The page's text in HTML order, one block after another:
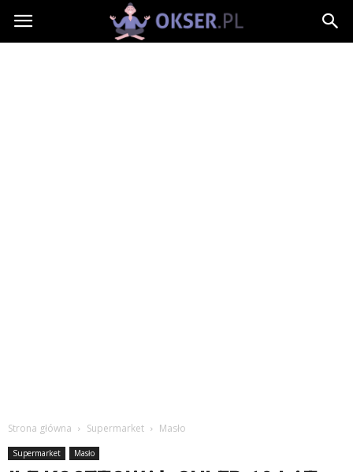
Okser.pl
Strona główna Supermarket Masło
Supermarket Masło